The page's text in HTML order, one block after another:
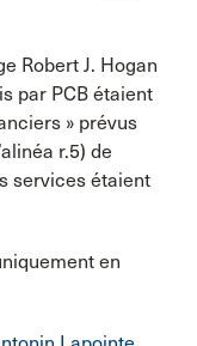
Robert J. Hogan
par PCB étaient
» prévus
r.5) de
services étaient
en